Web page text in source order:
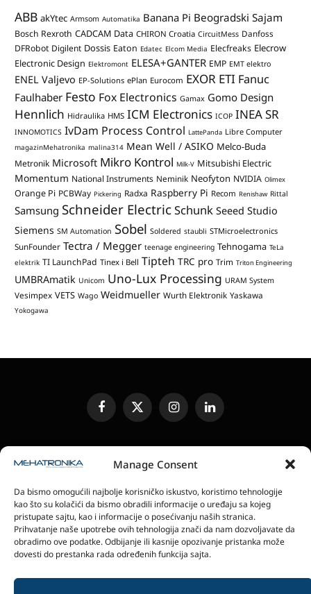
Manage Consent
Da bismo omogućili najbolje korisničko iskustvo, koristimo tehnologije
kao što su kolačići da bismo obradili informacije o uređaju sa kojeg
pristupate sajtu, kao i informacije o posećivanju naših stranica.
Prihvatanje naše upotrebe ovih tehnologija znači da nam dozvoljavate da
obradimo ove podatke. Odbijanje ili kasnije opozivanje pristanka može
dovesti do prestanka rada određenih funkcija sajta.
ABB akYtec Armsom Automatika Banana Pi Beogradski Sajam
Bosch Rexroth CADCAM Data CHIRON Croatia CircuitMess Danfoss
DFRobot Digilent Dossis Eaton Edatec Elcom Media Elecfreaks Elecrow
Electronic Design Elektromont ELESA+GANTER EMP EMT elektro
ENEL Valjevo EP-Solutions ePlan Eurocom EXOR ETI Fanuc
Faulhaber Festo Fox Electronics Gamax Gomo Design
Hennlich Hidraulika HMS ICM Electronics ICOP INEA SR
INNOMOTICS IvDam Process Control LattePanda Libre Computer
magazinMehatronika malina314 Mean Well / ASIKO Melco-Buda
Metronik Microsoft Mikro Kontrol Milk-V Mitsubishi Electric
Momentum National Instruments Neminik Neofyton NVIDIA Olimex
Orange Pi PCBWay Pickering Radxa Raspberry Pi Recom Renishaw Rittal
Samsung Schneider ElectricSchunk Seeed Studio
Siemens SM Automation Sobel Soldered staubli STMicroelectronics
SunFounder Tectra / Megger teenage engineering Tehnogama TeLa
elektrik TI LaunchPad Tinex i Bell Tipteh TRC pro Trim Triton Engineering
UMBRAmatik Unicom Uno-Lux Processing URAM System
Vesimpex VETS Wago Weidmueller Wurth Elektronik Yaskawa
Yokogawa
FacebookX
(Twitter)
InstagramLinkedIn
SLANJE JEDINICA ZA RECENZIJU
ELEKTRONSKA IZDANJA
POLITIKA PRIVATNOSTI
POLITIKA KOLAČIĆA
magazin Mehatronika - Agencija “Gomo Design”
Stanoja Glavaša 37, 26300 Vršac, Serbia